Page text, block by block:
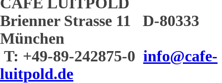
Brienner Strasse 11 D-80333
München
T: +49-89-242875-0 info@cafe-
luitpold.de